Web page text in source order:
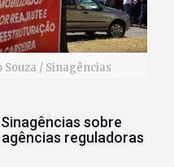
/ Sinagências
sobre
reguladoras